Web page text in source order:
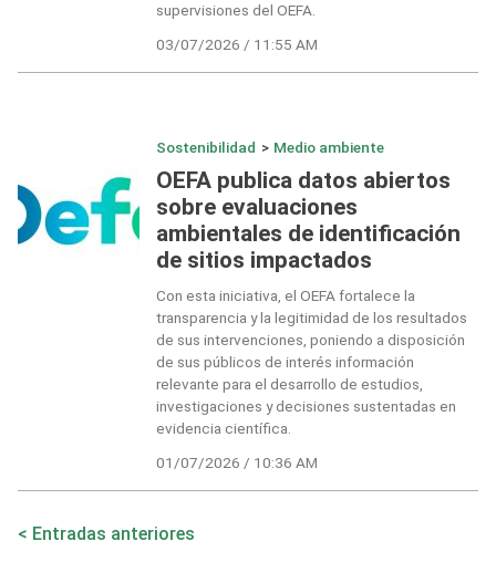
supervisiones del OEFA.
03/07/2026 / 11:55 AM
Sostenibilidad > Medio ambiente
OEFA publica datos abiertos
sobre evaluaciones
ambientales de identificación
de sitios impactados
Con esta iniciativa, el OEFA fortalece la
transparencia y la legitimidad de los resultados
de sus intervenciones, poniendo a disposición
de sus públicos de interés información
relevante para el desarrollo de estudios,
investigaciones y decisiones sustentadas en
evidencia científica.
01/07/2026 / 10:36 AM
Navegación
Entradas anteriores